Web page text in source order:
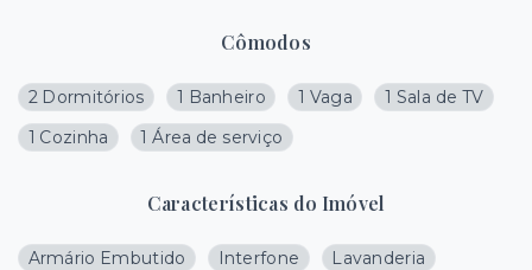
Cômodos
2 Dormitórios 1 Banheiro 1 Vaga
1 Sala de TV
1 Cozinha
1 Área de serviço
Características do Imóvel
Armário Embutido Interfone Lavanderia